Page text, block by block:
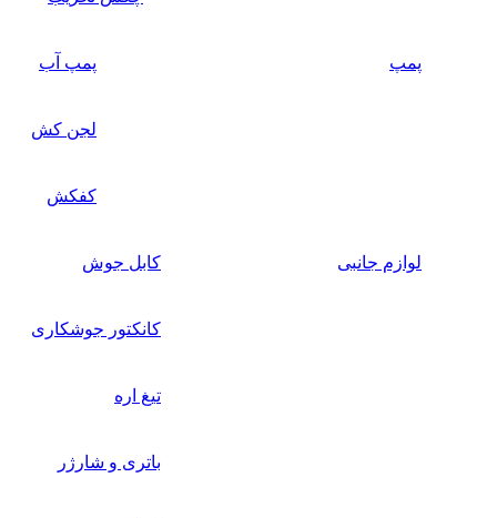
پمپ پمپ آب
لجن کش
کفکش
لوازم جانبی کابل جوش
کانکتور جوشکاری
تیغ اره
باتری و شارژر